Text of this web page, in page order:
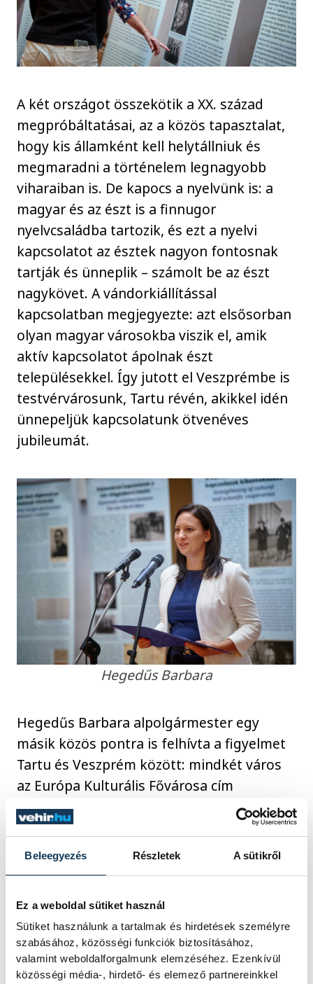
Beleegyezés Részletek A sütikről
Ez a weboldal sütiket használ
Sütiket használunk a tartalmak és hirdetések személyre
szabásához, közösségi funkciók biztosításához,
valamint weboldalforgalmunk elemzéséhez. Ezenkívül
közösségi média-, hirdető- és elemező partnereinkkel
A két országot összekötik a XX. század
megpróbáltatásai, az a közös tapasztalat,
hogy kis államként kell helytállniuk és
megmaradni a történelem legnagyobb
viharaiban is. De kapocs a nyelvünk is: a
magyar és az észt is a finnugor
nyelvcsaládba tartozik, és ezt a nyelvi
kapcsolatot az észtek nagyon fontosnak
tartják és ünneplik – számolt be az észt
nagykövet. A vándorkiállítással
kapcsolatban megjegyezte: azt elsősorban
olyan magyar városokba viszik el, amik
aktív kapcsolatot ápolnak észt
településekkel. Így jutott el Veszprémbe is
testvérvárosunk, Tartu révén, akikkel idén
ünnepeljük kapcsolatunk ötvenéves
jubileumát.
Hegedűs Barbara
Hegedűs Barbara alpolgármester egy
másik közös pontra is felhívta a figyelmet
Tartu és Veszprém között: mindkét város
az Európa Kulturális Fővárosa cím
betöltésére készül, ráadásul egymást
követő években, hiszen észt
testvérvárosunk 2024-ben viselheti a
és a két település még közelebb kerülhet
egymáshoz.